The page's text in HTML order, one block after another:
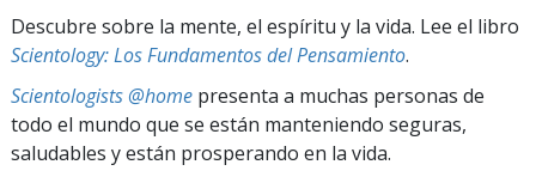
Descubre sobre la mente, el espíritu y la vida. Lee el libro
Scientology: Los Fundamentos del Pensamiento.
Scientologists @home presenta a muchas personas de
todo el mundo que se están manteniendo seguras,
saludables y están prosperando en la vida.